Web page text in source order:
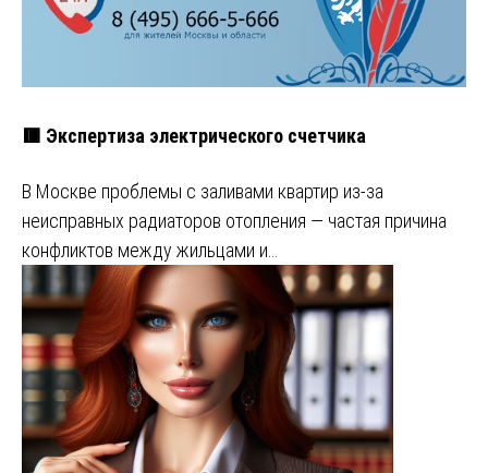
🟥 Экспертиза электрического счетчика
В Москве проблемы с заливами квартир из-за
неисправных радиаторов отопления — частая причина
конфликтов между жильцами и…